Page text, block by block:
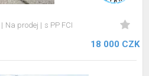
Na prodej s PP FCI
18 000 CZK